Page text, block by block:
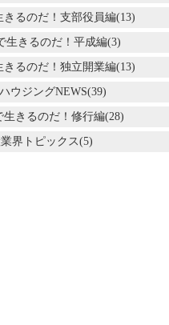
るのだ！支部役員編(13)
生きるのだ！平成編(3)
るのだ！独立開業編(13)
ウジングNEWS(39)
生きるのだ！修行編(28)
界トピックス(5)